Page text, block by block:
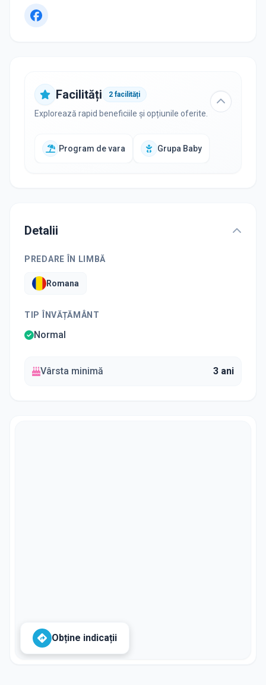
Facilități 2 facilități
Explorează rapid beneficiile și opțiunile oferite.
Program de vara Grupa Baby
Detalii
PREDARE ÎN LIMBĂ
Romana
TIP ÎNVĂȚĂMÂNT
Normal
Vârsta minimă 3 ani
Obține indicații